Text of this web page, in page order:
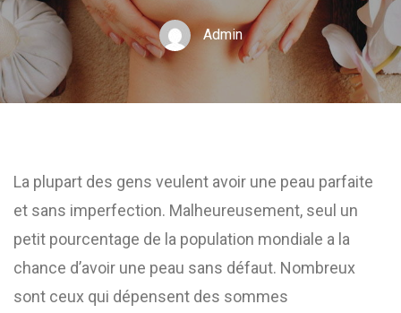
Admin
La plupart des gens veulent avoir une peau parfaite
et sans imperfection. Malheureusement, seul un
petit pourcentage de la population mondiale a la
chance d’avoir une peau sans défaut. Nombreux
sont ceux qui dépensent des sommes